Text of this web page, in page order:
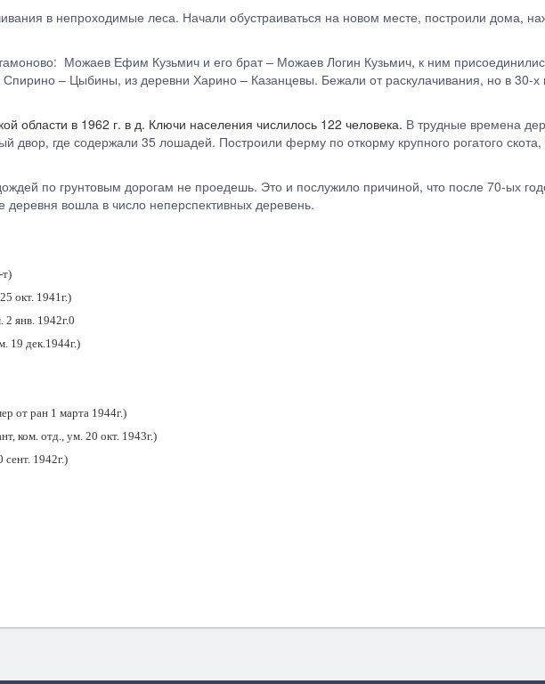
в непроходимые леса. Начали обустраиваться на новом месте, построили дома,
Можаев Ефим Кузьмич и его брат – Можаев Логин Кузьмич, к ним
– Цыбины, из деревни Харино – Казанцевы. Бежали от раскулачивания, но в 30-х
области в 1962 г. в д. Ключи населения числилось 122 человека. В трудные времена
двор, где содержали 35 лошадей. Построили ферму по откорму крупного рогатого
по грунтовым дорогам не проедешь. Это и послужило причиной, что после 70-ых
деревня вошла в число неперспективных деревень.
окт. 1941г.)
2 янв. 1942г.0
19 дек.1944г.)
от ран 1 марта 1944г.)
ком. отд., ум. 20 окт. 1943г.)
1942г.)